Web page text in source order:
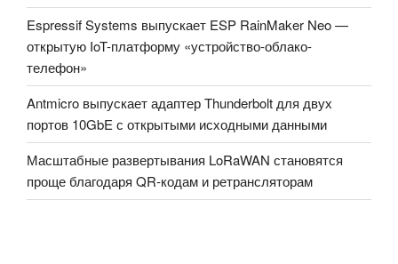
Espressif Systems выпускает ESP RainMaker Neo —
открытую IoT-платформу «устройство-облако-
телефон»
Antmicro выпускает адаптер Thunderbolt для двух
портов 10GbE с открытыми исходными данными
Масштабные развертывания LoRaWAN становятся
проще благодаря QR-кодам и ретрансляторам